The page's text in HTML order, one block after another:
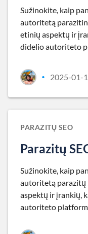
Sužinokite, kaip
autoritetą
etinių aspektų ir
didelio autoriteto
• 2025-01-
PARAZITŲ SEO
Parazitų
Sužinokite, kaip
autoritetą parazitų
aspektų ir įrankių,
autoriteto